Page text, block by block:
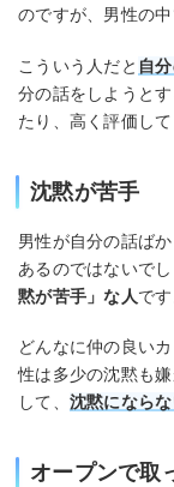
のですが、男性の
こういう人だと 自
分の話をしようと
たり、高く評価し
沈黙が苦手
男性が自分の話ば
あるのではないで
黙が苦手」な人です
どんなに仲の良い
性は多少の沈黙も
して、 沈黙になら
オープンで取